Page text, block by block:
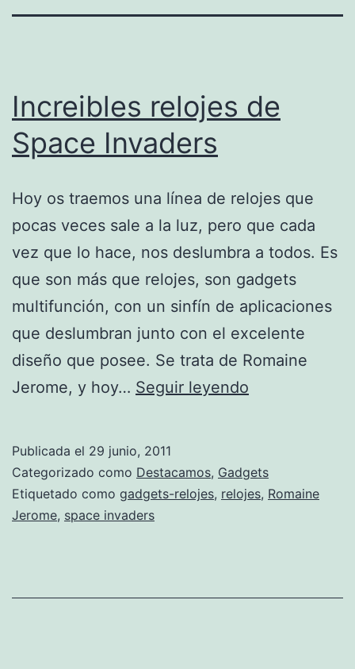
Increibles relojes de
Space Invaders
Hoy os traemos una línea de relojes que
pocas veces sale a la luz, pero que cada
vez que lo hace, nos deslumbra a todos. Es
que son más que relojes, son gadgets
multifunción, con un sinfín de aplicaciones
que deslumbran junto con el excelente
diseño que posee. Se trata de Romaine
Jerome, y hoy… Seguir leyendo
Space
Invaders
Publicada el 29 junio, 2011
Categorizado como Destacamos, Gadgets
Etiquetado como gadgets-relojes, relojes, Romaine
Jerome, space invaders